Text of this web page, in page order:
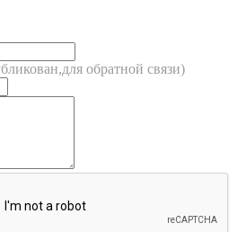
обратной связи)